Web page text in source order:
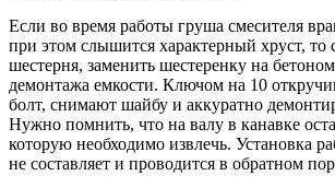
Если во время работы груша смесителя
при этом слышится характерный хруст, то
шестерня, заменить шестеренку на
демонтажа емкости. Ключом на 10
болт, снимают шайбу и аккуратно
Нужно помнить, что на валу в канавке
которую необходимо извлечь. Установка
не составляет и проводится в обратном